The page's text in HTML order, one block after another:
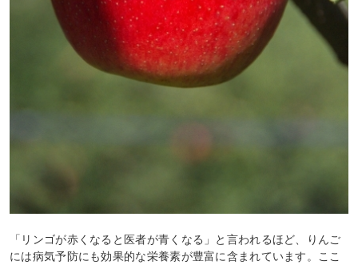
「リンゴが赤くなると医者が青くなる」と言われるほど、りんご
には病気予防にも効果的な栄養素が豊富に含まれています。ここ